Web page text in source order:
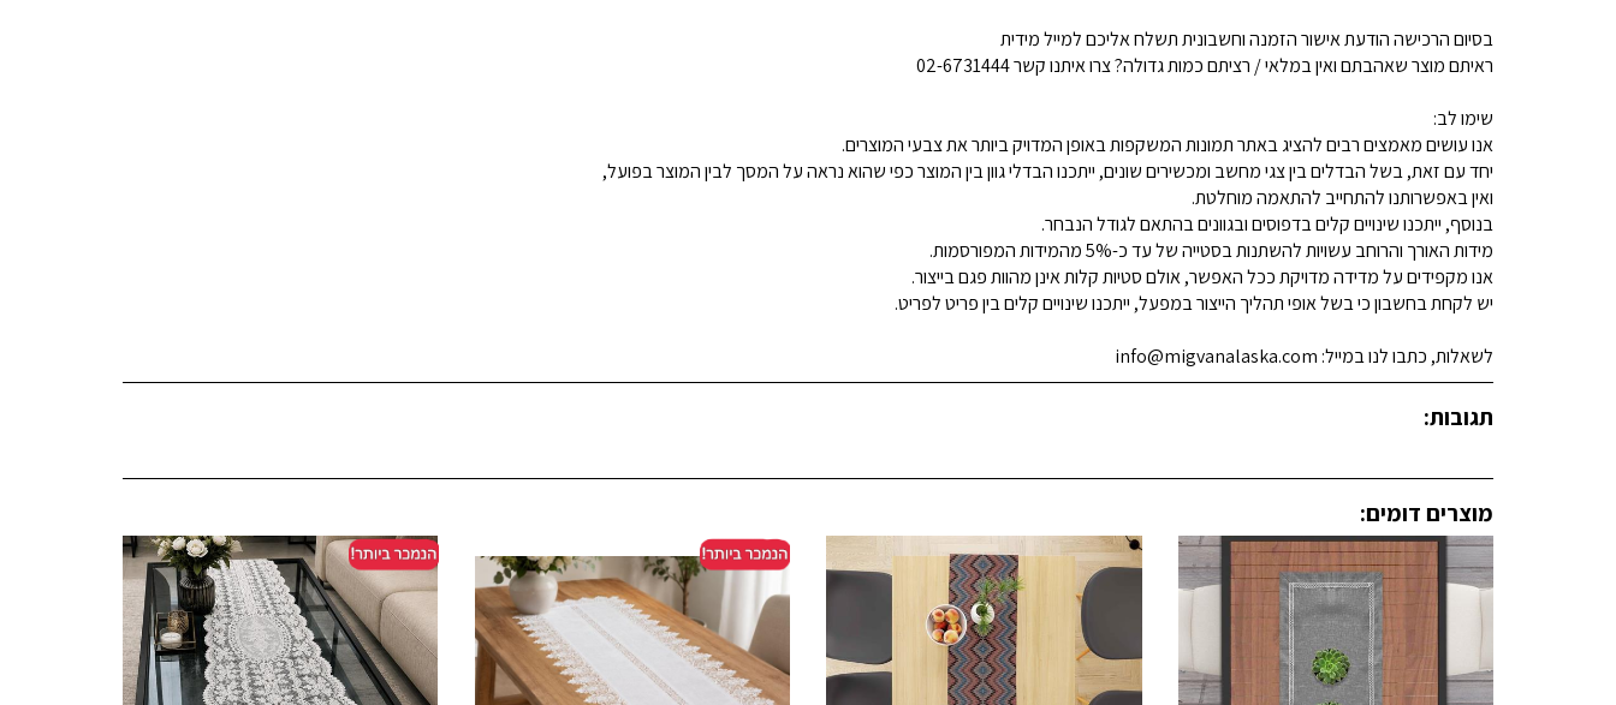
בסיום הרכישה הודעת אישור הזמנה וחשבונית תשלח אליכם למייל מידית
ראיתם מוצר שאהבתם ואין במלאי / רציתם כמות גדולה? צרו איתנו קשר 02-6731444
שימו לב:
אנו עושים מאמצים רבים להציג באתר תמונות המשקפות באופן המדויק ביותר את צבעי המוצרים.
יחד עם זאת, בשל הבדלים בין צגי מחשב ומכשירים שונים, ייתכנו הבדלי גוון בין המוצר כפי שהוא נראה על המסך לבין המוצר בפועל,
ואין באפשרותנו להתחייב להתאמה מוחלטת.
בנוסף, ייתכנו שינויים קלים בדפוסים ובגוונים בהתאם לגודל הנבחר.
מידות האורך והרוחב עשויות להשתנות בסטייה של עד כ-5% מהמידות המפורסמות.
אנו מקפידים על מדידה מדויקת ככל האפשר, אולם סטיות קלות אינן מהוות פגם בייצור.
יש לקחת בחשבון כי בשל אופי תהליך הייצור במפעל, ייתכנו שינויים קלים בין פריט לפריט.
לשאלות, כתבו לנו במייל: info@migvanalaska.com
תגובות:
מוצרים דומים: